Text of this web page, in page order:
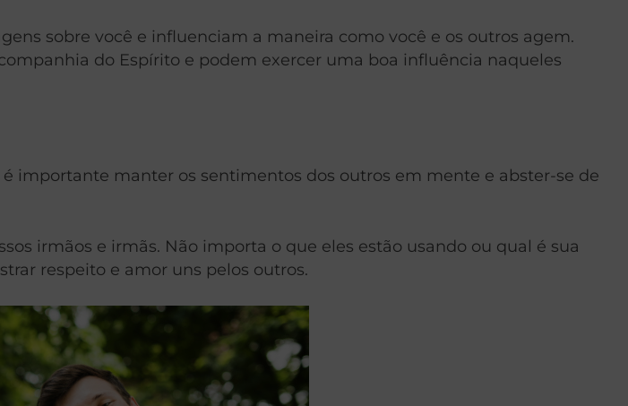
sobre você e influenciam a maneira como você e os outros agem.
do Espírito e podem exercer uma boa influência naqueles
importante manter os sentimentos dos outros em mente e abster-se de
irmãos e irmãs. Não importa o que eles estão usando ou qual é sua
respeito e amor uns pelos outros.